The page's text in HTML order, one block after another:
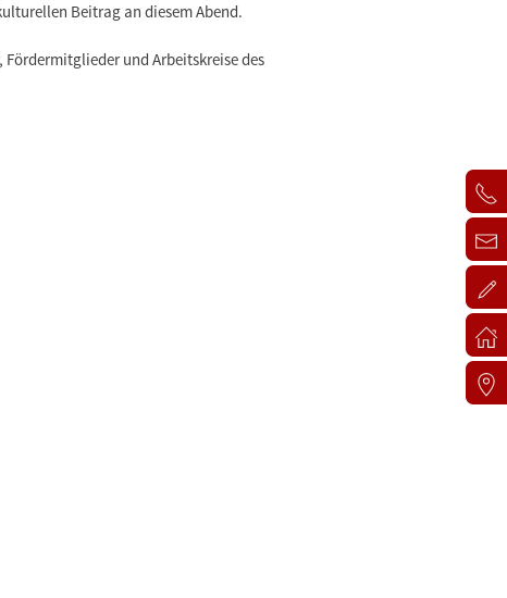
Beitrag an diesem Abend.
Fördermitglieder und Arbeitskreise des